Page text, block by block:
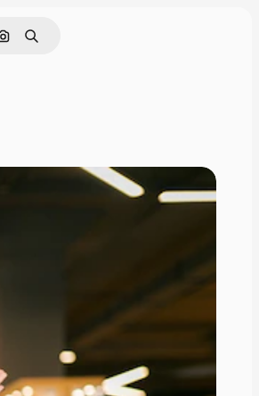
Поиск по изображению
Поиск